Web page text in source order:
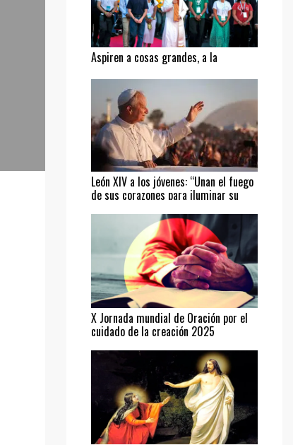
Aspiren a cosas grandes, a la
León XIV a los jóvenes: “Unan el fuego
de sus corazones para iluminar su
X Jornada mundial de Oración por el
cuidado de la creación 2025